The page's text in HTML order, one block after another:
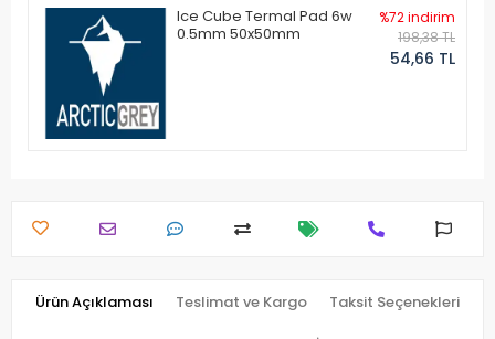
Ice Cube Termal Pad 6w
0.5mm 50x50mm
%72 indirim
198,38 TL
54,66 TL
Ürün Açıklaması Teslimat ve Kargo Taksit Seçenekleri